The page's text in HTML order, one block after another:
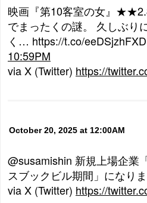
映画『第10客室の女』
でまったくの謎。 久しぶり
く… https://t.co/
10:59PM
via X (Twitter) https://
October 20, 2025 at 12:00AM
@susamishin 新規上場企業
スブックビル期間」になり
via X (Twitter) https://